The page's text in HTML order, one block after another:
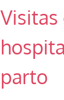
Visitas
parto